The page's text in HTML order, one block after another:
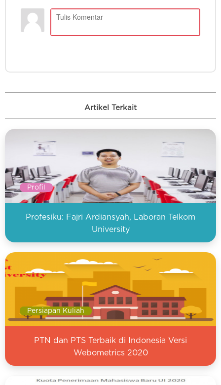
Artikel Terkait
Profil
Profesiku: Fajri Ardiansyah, Laboran Telkom
University
Persiapan Kuliah
PTN dan PTS Terbaik di Indonesia Versi
Webometrics 2020